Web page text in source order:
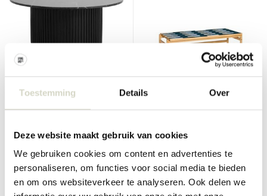
Toestemming Details Over
Deze website maakt gebruik van cookies
We gebruiken cookies om content en advertenties te
personaliseren, om functies voor social media te bieden
en om ons websiteverkeer te analyseren. Ook delen we
Nordal
Ø90cm
€1.325,00 €993,75
• Op voorraad
Hubsch
€680,00 €510,00
• Op voorraad